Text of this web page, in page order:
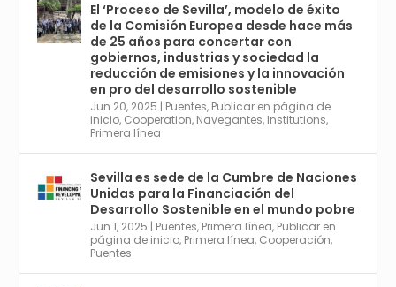
Avata
r
Sevilla World @worldsevilla ·
21 May 2024
Conoce a @mvbim, la empresa sevillana
que ha sido pionera en España en el uso de
la tecnología BIM para digitalizar e
industrializar la arquitectura y la
construcción. Ver su dimensión
internacional en el reportaje de
@juanluispavon1 en @elCorreoWeb :
https://tinyurl.com/yfa2h55p
2 6 Twitter
El ‘Proceso de Sevilla’, modelo de éxito
de la Comisión Europea desde hace más
de 25 años para concertar con
gobiernos, industrias y sociedad la
reducción de emisiones y la innovación
en pro del desarrollo sostenible
Jun 20, 2025 | Puentes, Publicar en página de
inicio, Cooperation, Navegantes, Institutions,
Primera línea
Sevilla es sede de la Cumbre de Naciones
Unidas para la Financiación del
Desarrollo Sostenible en el mundo pobre
Jun 1, 2025 | Puentes, Primera línea, Publicar en
página de inicio, Primera línea, Cooperación,
Puentes